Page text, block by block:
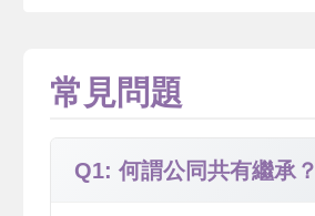
常見問題
Q1: 何謂公同共有繼承？